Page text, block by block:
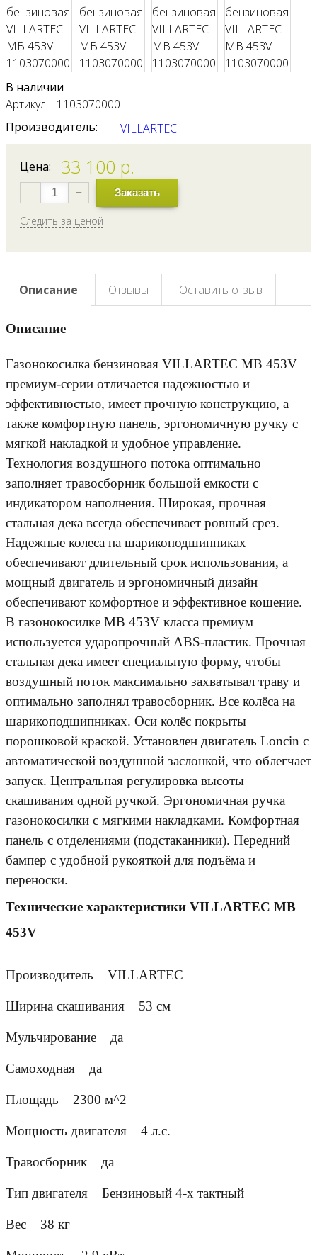
В наличии
Артикул: 1103070000
Производитель:
VILLARTEC
Цена: 33 100 р.
- + Заказать
Следить за ценой
Описание Отзывы Оставить отзыв
Описание
Газонокосилка бензиновая VILLARTEC MB 453V
премиум-серии отличается надежностью и
эффективностью, имеет прочную конструкцию, а
также комфортную панель, эргономичную ручку с
мягкой накладкой и удобное управление.
Технология воздушного потока оптимально
заполняет травосборник большой емкости с
индикатором наполнения. Широкая, прочная
стальная дека всегда обеспечивает ровный срез.
Надежные колеса на шарикоподшипниках
обеспечивают длительный срок использования, а
мощный двигатель и эргономичный дизайн
обеспечивают комфортное и эффективное кошение.
В газонокосилке MB 453V класса премиум
используется ударопрочный ABS-пластик. Прочная
стальная дека имеет специальную форму, чтобы
воздушный поток максимально захватывал траву и
оптимально заполнял травосборник. Все колёса на
шарикоподшипниках. Оси колёс покрыты
порошковой краской. Установлен двигатель Loncin с
автоматической воздушной заслонкой, что облегчает
запуск. Центральная регулировка высоты
скашивания одной ручкой. Эргономичная ручка
газонокосилки с мягкими накладками. Комфортная
панель с отделениями (подстаканники). Передний
бампер с удобной рукояткой для подъёма и
переноски.
Технические характеристики VILLARTEC MB
453V
Производитель VILLARTEC
Ширина скашивания 53 см
Мульчирование да
Самоходная да
Площадь 2300 м^2
Мощность двигателя 4 л.с.
Травосборник да
Тип двигателя Бензиновый 4-х тактный
Вес 38 кг